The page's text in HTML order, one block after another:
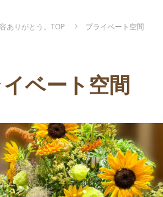
ありがとう。TOP プライベート空間
ベート空間